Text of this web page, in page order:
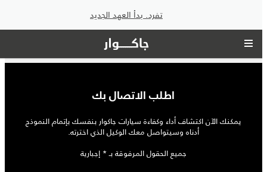
تفرد. بدأ العهد الجديد
اطلب الاتصال بك
يمكنك الآن اكتشاف أداء وكفاءة سيارات جاكوار بنفسك بإتمام النموذج
أدناه وسيتواصل معك الوكيل الذي اخترته.
جميع الحقول المرفوقة بـ * إجبارية